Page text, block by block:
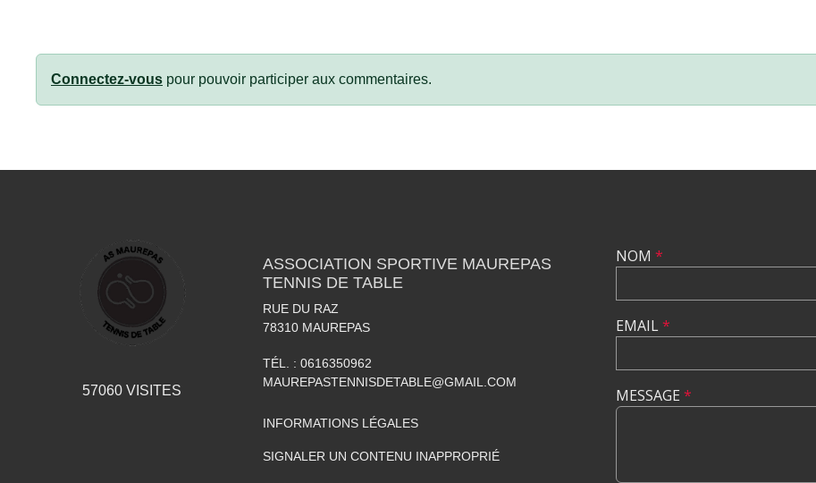
Connectez-vous pour pouvoir participer aux commentaires.
57060VISITES
ASSOCIATION SPORTIVE MAUREPAS
TENNIS DE TABLE
RUE DU RAZ
78310 MAUREPAS
TÉL. : 0616350962
MAUREPASTENNISDETABLE@GMAIL.COM
INFORMATIONS LÉGALES
SIGNALER UN CONTENU INAPPROPRIÉ
NOM *
EMAIL*
MESSAGE *